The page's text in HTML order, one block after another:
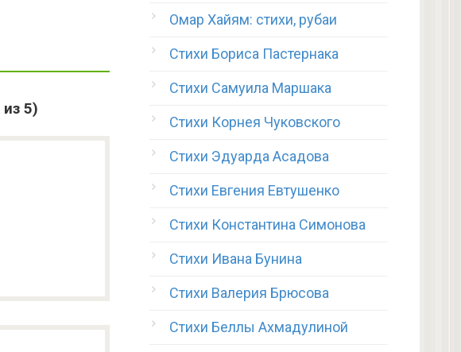
из 5)
Омар Хайям: стихи, рубаи
Стихи Бориса Пастернака
Стихи Самуила Маршака
Стихи Корнея Чуковского
Стихи Эдуарда Асадова
Стихи Евгения Евтушенко
Стихи Константина Симонова
Стихи Ивана Бунина
Стихи Валерия Брюсова
Стихи Беллы Ахмадулиной